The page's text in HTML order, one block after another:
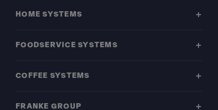
HOME SYSTEMS
FOODSERVICE SYSTEMS
COFFEE SYSTEMS
FRANKE GROUP